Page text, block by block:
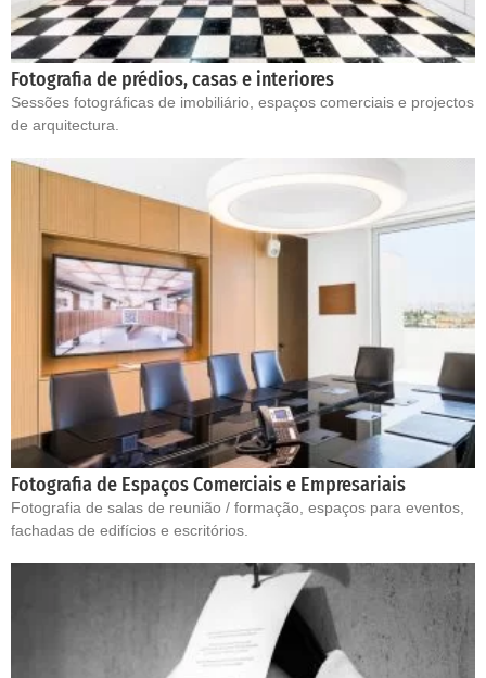
Fotografia de prédios, casas e interiores
Sessões fotográficas de imobiliário, espaços comerciais e projectos
de arquitectura.
Fotografia de Espaços Comerciais e Empresariais
Fotografia de salas de reunião / formação, espaços para eventos,
fachadas de edifícios e escritórios.